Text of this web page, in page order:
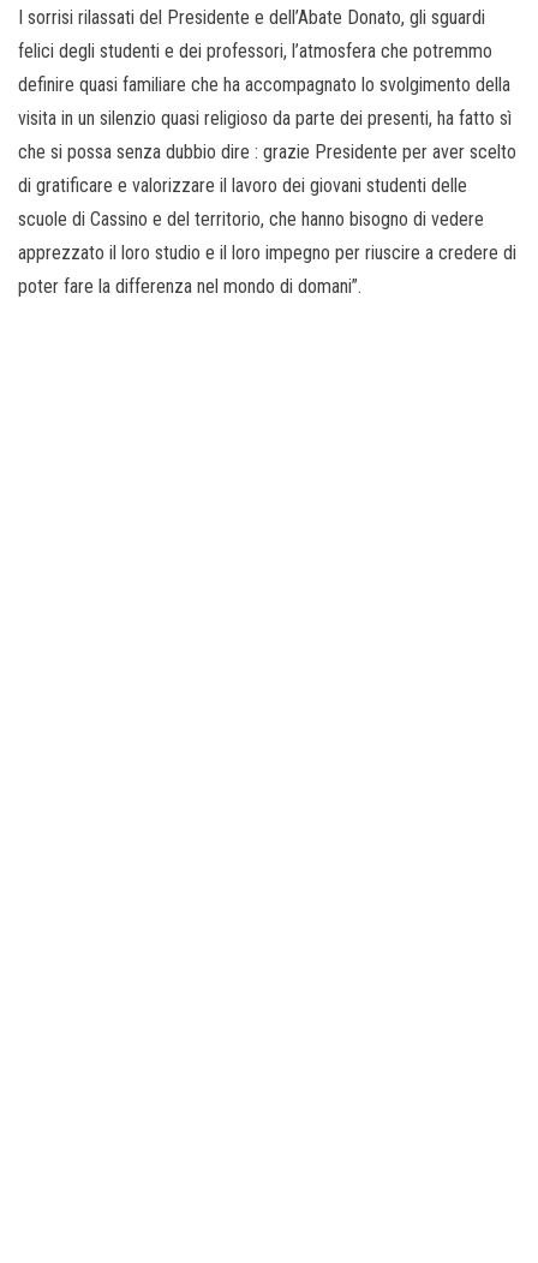
I sorrisi rilassati del Presidente e dell’Abate Donato, gli sguardi
felici degli studenti e dei professori, l’atmosfera che potremmo
definire quasi familiare che ha accompagnato lo svolgimento della
visita in un silenzio quasi religioso da parte dei presenti, ha fatto sì
che si possa senza dubbio dire : grazie Presidente per aver scelto
di gratificare e valorizzare il lavoro dei giovani studenti delle
scuole di Cassino e del territorio, che hanno bisogno di vedere
apprezzato il loro studio e il loro impegno per riuscire a credere di
poter fare la differenza nel mondo di domani”.